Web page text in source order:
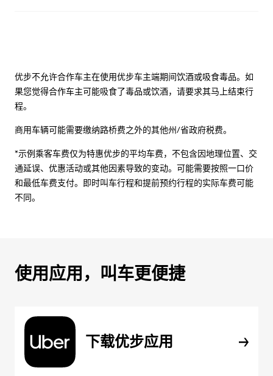
优步不允许合作车主在使用优步车主端期间饮酒或吸食毒品。如
果您觉得合作车主可能吸食了毒品或饮酒，请要求其马上结束行
程。
商用车辆可能需要缴纳路桥费之外的其他州/省政府税费。
*示例乘客车费仅为特惠优步的平均车费，不包含因地理位置、交
通延误、优惠活动或其他因素导致的变动。可能需要按照一口价
和最低车费支付。即时叫车行程和提前预约行程的实际车费可能
不同。
使用应用，叫车更便捷
下载优步应用